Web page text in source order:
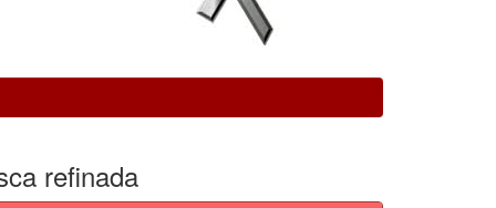
refinada